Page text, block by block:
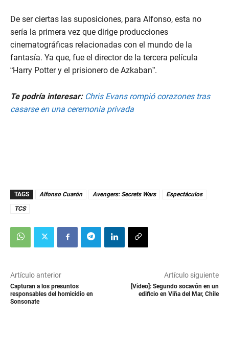
De ser ciertas las suposiciones, para Alfonso, esta no
sería la primera vez que dirige producciones
cinematográficas relacionadas con el mundo de la
fantasía. Ya que, fue el director de la tercera película
“Harry Potter y el prisionero de Azkaban”.
Te podría interesar: Chris Evans rompió corazones tras
casarse en una ceremonia privada
TAGS Alfonso Cuarón Avengers: Secrets Wars
Espectáculos
TCS
Artículo anterior
Capturan a los presuntos
responsables del homicidio en
Sonsonate
Artículo siguiente
[Video]: Segundo socavón en un
edificio en Viña del Mar, Chile